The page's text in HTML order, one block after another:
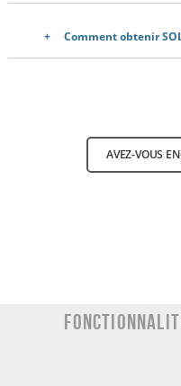
Comment obtenir
AVEZ-VOUS